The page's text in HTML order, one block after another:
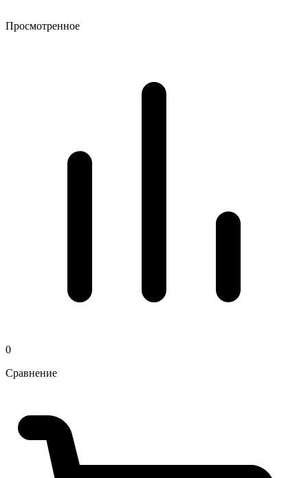
Просмотренное
0
Сравнение